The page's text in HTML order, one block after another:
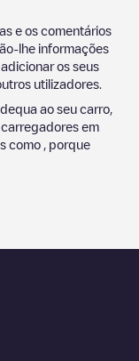
e os comentários
lhe informações
os seus
utilizadores.
ao seu carro,
em
como , porque